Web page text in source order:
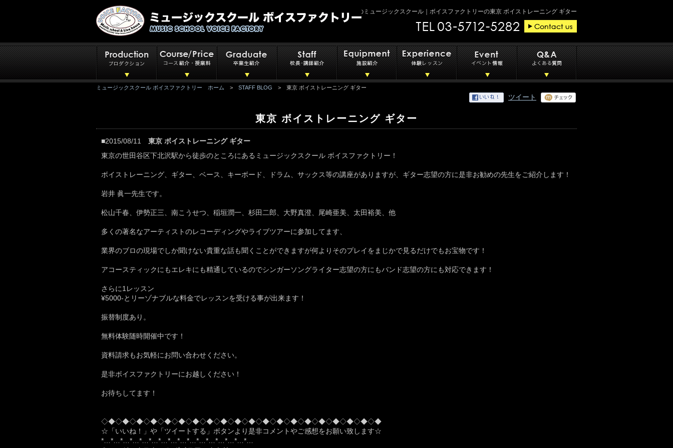
世田谷区下北沢のミュージックスクール｜ボイスファクトリーの東京 ボイストレーニング ギター
ミュージックスクール ボイスファクトリー ホーム > STAFF BLOG > 東京 ボイストレーニング ギター
ツイート
東京 ボイストレーニング ギター
■2015/08/11
東京 ボイストレーニング ギター
東京の世田谷区下北沢駅から徒歩のところにあるミュージックスクール ボイスファクトリー！
ボイストレーニング、ギター、ベース、キーボード、ドラム、サックス等の講座がありますが、ギター志望の方に是非お勧めの先生をご紹介します！
岩井 眞一先生です。
松山千春、伊勢正三、南こうせつ、稲垣潤一、杉田二郎、大野真澄、尾崎亜美、太田裕美、他
多くの著名なアーティストのレコーディングやライブツアーに参加してます、
業界のブロの現場でしか聞けない貴重な話も聞くことができますが何よりそのプレイをまじかで見るだけでもお宝物です！
アコースティックにもエレキにも精通しているのでシンガーソングライター志望の方にもバンド志望の方にも対応できます！
さらに1レッスン
¥5000-とリーゾナブルな料金でレッスンを受ける事が出来ます！
振替制度あり。
無料体験随時開催中です！
資料請求もお気軽にお問い合わせください。
是非ボイスファクトリーにお越しください！
お待ちしてます！
◇◆◇◆◇◆◇◆◇◆◇◆◇◆◇◆◇◆◇◆◇◆◇◆◇◆◇◆◇◆◇◆◇◆◇◆◇◆◇◆
☆「いいね！」や「ツイートする」ボタンより是非コメントやご感想をお願い致します☆
*…*…*…*…*…*…*…*…*…*…*…*…*…*…*…*…